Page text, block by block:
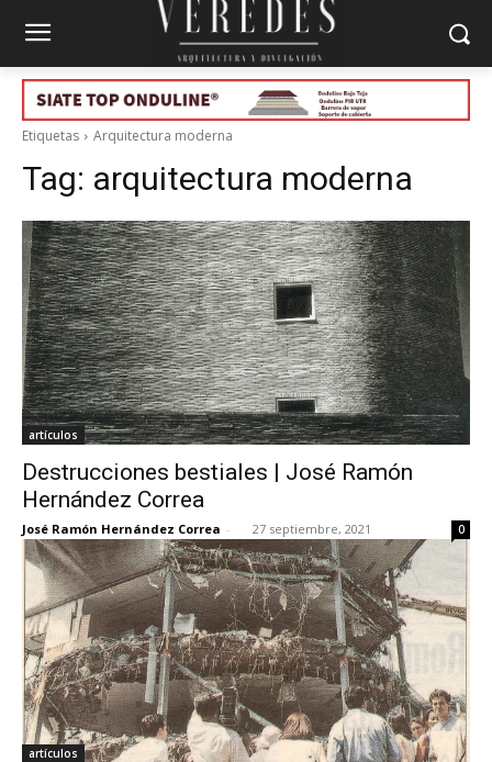
Etiquetas Arquitectura moderna
Tag: arquitectura moderna
artículos
Destrucciones bestiales | José Ramón
Hernández Correa
José Ramón Hernández Correa - 27 septiembre, 2021 0
artículos